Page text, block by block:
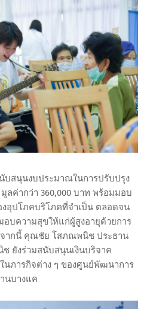
บสนุนงบประมาณในการปรับปรุง
ค่ากว่า 360,000 บาท พร้อมมอบ
อุปโภคบริโภคที่จำเป็น ตลอดจน
อบความสุขให้แก่ผู้สูงอายุด้วยการ
ากนี้ คุณชัย โสภณพนิช ประธาน
ยังร่วมสนับสนุนเงินบริจาค
นภารกิจต่าง ๆ ของศูนย์พัฒนาการ
นบางแค